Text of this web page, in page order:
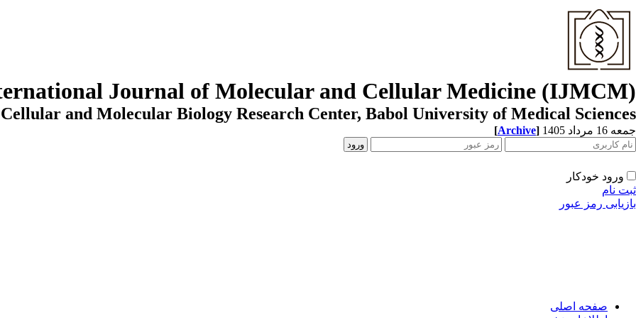
Journal of Molecular and Cellular Medicine (IJMCM)
Cellular and Molecular Biology Research Center, Babol University of Medical Sciences
جمعه 16 مرداد 1405 [Archive]
ورود خودکار
ثبت نام
بازیابی رمز عبور
صفحه اصلی